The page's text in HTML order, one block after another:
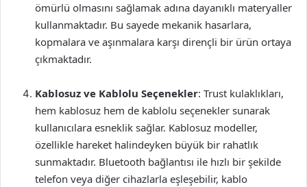
ömürlü olmasını sağlamak adına dayanıklı materyaller
kullanmaktadır. Bu sayede mekanik hasarlara,
kopmalara ve aşınmalara karşı dirençli bir ürün ortaya
çıkmaktadır.
Kablosuz ve Kablolu Seçenekler: Trust kulaklıkları,
hem kablosuz hem de kablolu seçenekler sunarak
kullanıcılara esneklik sağlar. Kablosuz modeller,
özellikle hareket halindeyken büyük bir rahatlık
sunmaktadır. Bluetooth bağlantısı ile hızlı bir şekilde
telefon veya diğer cihazlarla eşleşebilir, kablo